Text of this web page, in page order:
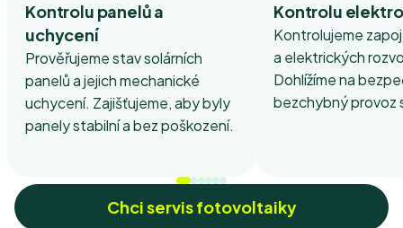
Kontrolu panelů a
uchycení
Prověřujeme stav solárních
panelů a jejich mechanické
uchycení. Zajišťujeme, aby byly
panely stabilní a bez poškození.
Kontrolu
Kontrolujeme
a elektrických
Dohlížíme na
bezchybný provoz
Chci servis fotovoltaiky